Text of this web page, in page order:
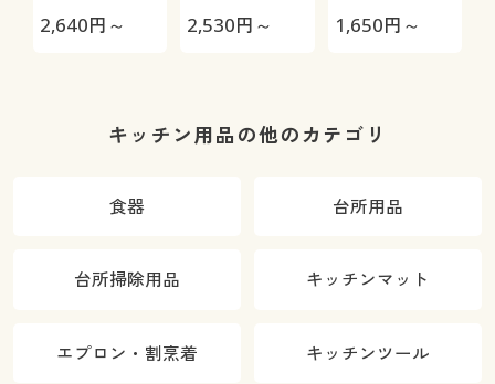
2,640円～
2,530円～
ト
1,650円～
キッチン用品の他のカテゴリ
食器 台所用品
台所掃除用品 キッチンマット
エプロン・割烹着 キッチンツール